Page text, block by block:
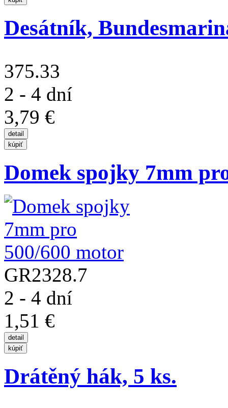
Desátník,
375.33
2 - 4 dní
3,79 €
Domek spojky 7mm
GR2328.7
2 - 4 dní
1,51 €
Drátěný hák, 5 ks.